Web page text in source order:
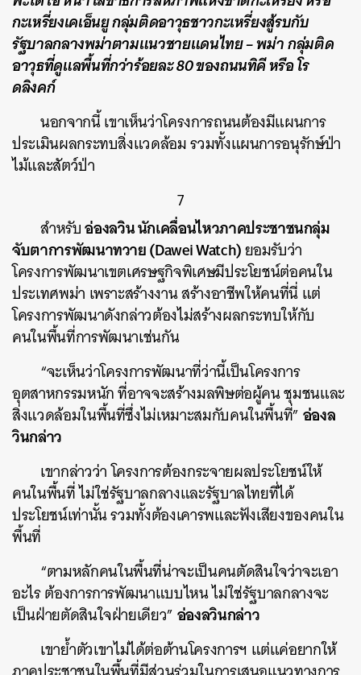
กะเหรี่ยงเคเอ็นยู กลุ่มติดอาวุธชาวกะเหรี่ยงสู้รบกับ
รัฐบาลกลางพม่าตามแนวชายแดนไทย – พม่ากลุ่มติด
อาวุธที่ดูแลพื้นที่กว่าร้อยละ 80 ของถนนทิคี หรือ โร
ดลิงคก์
นอกจากนี้ เขาเห็นว่าโครงการถนนต้องมีแผนการ
ประเมินผลกระทบสิ่งแวดล้อม รวมทั้งแผนการอนุรักษ์ป่า
ไม้และสัตว์ป่า
7
สำหรับอ่องลวิน นักเคลื่อนไหวภาคประชาชนกลุ่ม
จับตาการพัฒนาทวาย (Dawei Watch)ยอมรับว่า
โครงการพัฒนาเขตเศรษฐกิจพิเศษมีประโยชน์ต่อคนใน
ประเทศพม่า เพราะสร้างงาน สร้างอาชีพให้คนที่นี่ แต่
โครงการพัฒนาดังกล่าวต้องไม่สร้างผลกระทบให้กับ
คนในพื้นที่การพัฒนาเช่นกัน
“จะเห็นว่าโครงการพัฒนาที่ว่านี้เป็นโครงการ
อุตสาหกรรมหนัก ที่อาจจะสร้างมลพิษต่อผู้คน ชุมชนและ
สิ่งแวดล้อมในพื้นที่ซึ่งไม่เหมาะสมกับคนในพื้นที่”อ่องล
วินกล่าว
เขากล่าวว่า โครงการต้องกระจายผลประโยชน์ให้
คนในพื้นที่ ไม่ใช่รัฐบาลกลางและรัฐบาลไทยที่ได้
ประโยชน์เท่านั้น รวมทั้งต้องเคารพและฟังเสียงของคนใน
พื้นที่
“ตามหลักคนในพื้นที่น่าจะเป็นคนตัดสินใจว่าจะเอา
อะไร ต้องการการพัฒนาแบบไหน ไม่ใช่รัฐบาลกลางจะ
เป็นฝ่ายตัดสินใจฝ่ายเดียว”อ่องลวินกล่าว
เขาย้ำตัวเขาไม่ได้ต่อต้านโครงการฯ แต่แค่อยากให้